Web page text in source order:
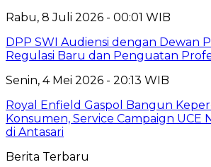
Rabu, 8 Juli 2026 - 00:01 WIB
DPP SWI Audiensi dengan Dewan
Regulasi Baru dan Penguatan
Senin, 4 Mei 2026 - 20:13 WIB
Royal Enfield Gaspol Bangun
Konsumen, Service Campaign UCE
di Antasari
Berita Terbaru